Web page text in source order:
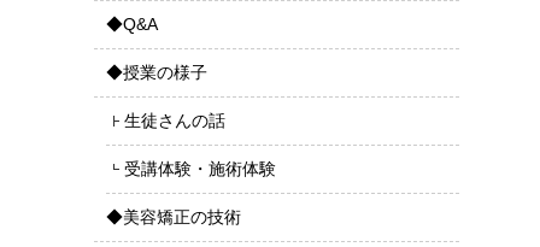
◆Q&A
◆授業の様子
生徒さんの話
受講体験・施術体験
◆美容矯正の技術